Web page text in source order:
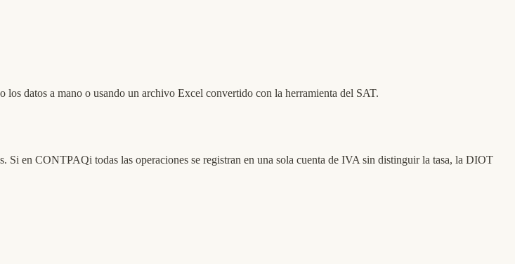
los datos a mano o usando un archivo Excel convertido con la herramienta del SAT.
Si en CONTPAQi todas las operaciones se registran en una sola cuenta de IVA sin distinguir la tasa, la DIOT